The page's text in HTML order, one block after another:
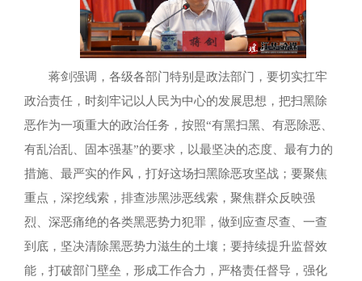
蒋剑强调，各级各部门特别是政法部门，要切实扛牢
政治责任，时刻牢记以人民为中心的发展思想，把扫黑除
恶作为一项重大的政治任务，按照“有黑扫黑、有恶除恶、
有乱治乱、固本强基”的要求，以最坚决的态度、最有力的
措施、最严实的作风，打好这场扫黑除恶攻坚战；要聚焦
重点，深挖线索，排查涉黑涉恶线索，聚焦群众反映强
烈、深恶痛绝的各类黑恶势力犯罪，做到应查尽查、一查
到底，坚决清除黑恶势力滋生的土壤；要持续提升监督效
能，打破部门壁垒，形成工作合力，严格责任督导，强化